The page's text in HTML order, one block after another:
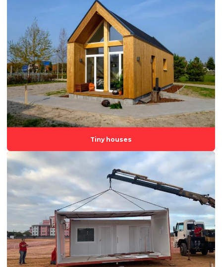
Container escritorio preço
Container modular
Container modular preço
Container stand de vendas preço
Empresa de aluguel de estruturas modulares
Empresa de aluguel módulos habitacionais
Empresa de aluguel e venda de containers
Empresa de construção modular
Empresa de locação de containers
Empresa de módulo habitacional
Empresa de venda de containers
Escritórios modulares
Fabrica de container
Fábrica de container espírito santo
Tiny houses